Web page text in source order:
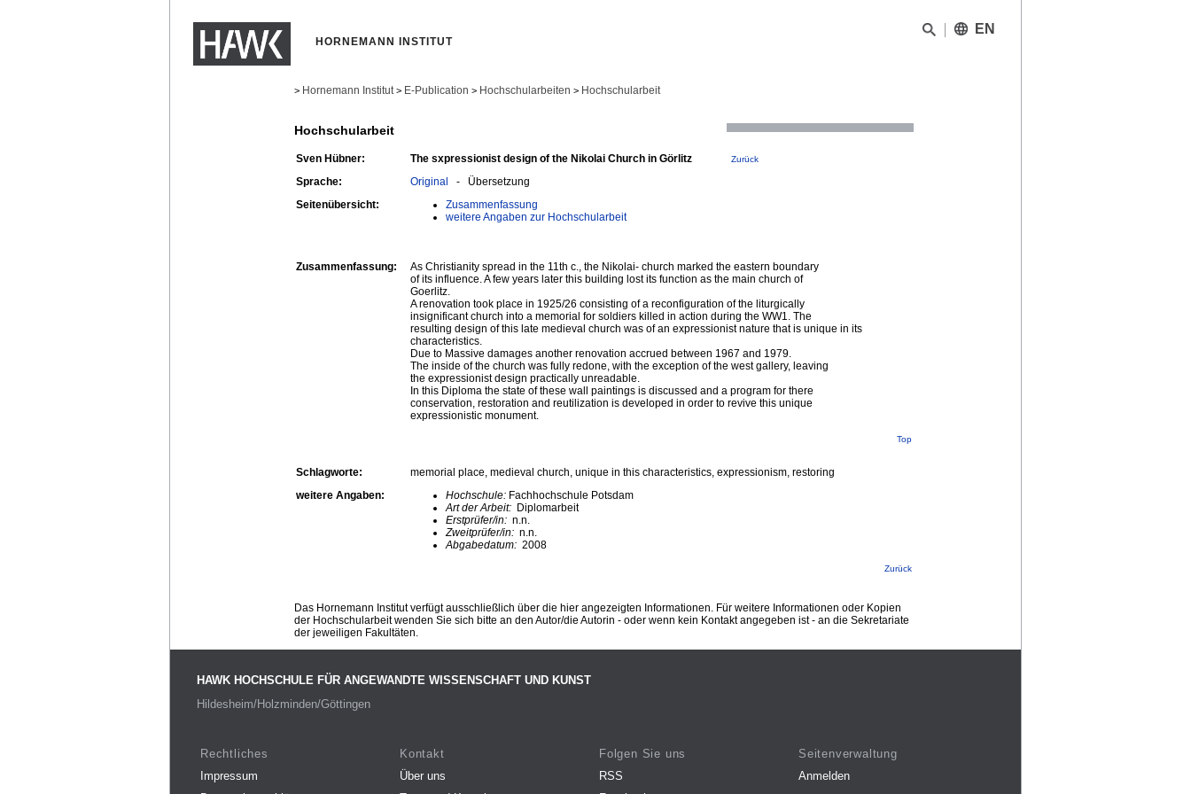
HORNEMANN INSTITUT
EN
> Hornemann Institut > E-Publication > Hochschularbeiten > Hochschularbeit
Hochschularbeit
Sven Hübner: The sxpressionist design of the Nikolai Church in Görlitz Zurück
Sprache: Original - Übersetzung
Seitenübersicht:
Zusammenfassung
weitere Angaben zur Hochschularbeit
Zusammenfassung:
As Christianity spread in the 11th c., the Nikolai- church marked the eastern boundary
of its influence. A few years later this building lost its function as the main church of
Goerlitz.
A renovation took place in 1925/26 consisting of a reconfiguration of the liturgically
insignificant church into a memorial for soldiers killed in action during the WW1. The
resulting design of this late medieval church was of an expressionist nature that is unique in its
characteristics.
Due to Massive damages another renovation accrued between 1967 and 1979.
The inside of the church was fully redone, with the exception of the west gallery, leaving
the expressionist design practically unreadable.
In this Diploma the state of these wall paintings is discussed and a program for there
conservation, restoration and reutilization is developed in order to revive this unique
expressionistic monument.
Top
Schlagworte:
memorial place, medieval church, unique in this characteristics, expressionism, restoring
weitere Angaben:
Hochschule: Fachhochschule Potsdam
Art der Arbeit: Diplomarbeit
Erstprüfer/in: n.n.
Zweitprüfer/in: n.n.
Abgabedatum: 2008
Zurück
Das Hornemann Institut verfügt ausschließlich über die hier angezeigten Informationen. Für weitere Informationen oder Kopien
der Hochschularbeit wenden Sie sich bitte an den Autor/die Autorin - oder wenn kein Kontakt angegeben ist - an die Sekretariate
der jeweiligen Fakultäten.
HAWK HOCHSCHULE FÜR ANGEWANDTE WISSENSCHAFT UND KUNST
Hildesheim/Holzminden/Göttingen
Rechtliches
Impressum
Kontakt
Über uns
Folgen Sie uns
RSS
Seitenverwaltung
Anmelden